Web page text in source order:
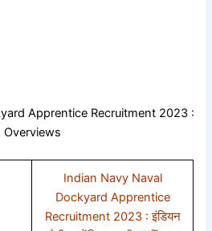
Apprentice Recruitment 2023 :
Overviews
Indian Navy Naval
Dockyard Apprentice
Recruitment 2023 : इंडियन